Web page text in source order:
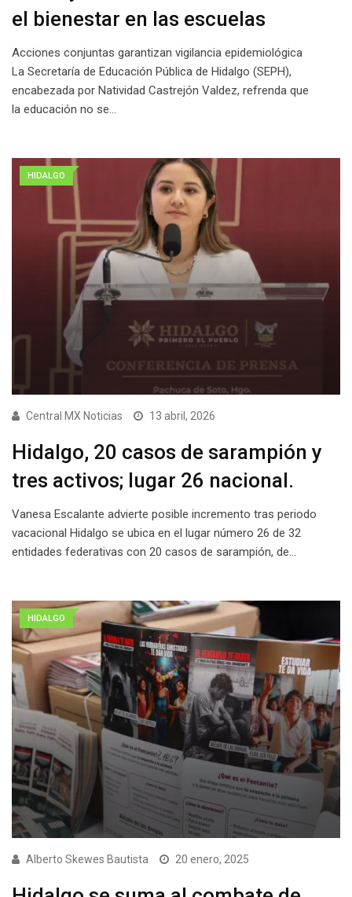
el bienestar en las escuelas
Acciones conjuntas garantizan vigilancia epidemiológica
La Secretaría de Educación Pública de Hidalgo (SEPH),
encabezada por Natividad Castrejón Valdez, refrenda que
la educación no se…
HIDALGO
Central MX Noticias 13 abril, 2026
Hidalgo, 20 casos de sarampión y
tres activos; lugar 26 nacional.
Vanesa Escalante advierte posible incremento tras periodo
vacacional Hidalgo se ubica en el lugar número 26 de 32
entidades federativas con 20 casos de sarampión, de…
HIDALGO
Alberto Skewes Bautista 20 enero, 2025